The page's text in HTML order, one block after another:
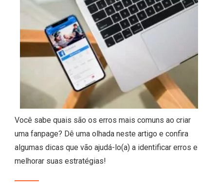
Você sabe quais são os erros mais comuns ao criar
uma fanpage? Dê uma olhada neste artigo e confira
algumas dicas que vão ajudá-lo(a) a identificar erros e
melhorar suas estratégias!